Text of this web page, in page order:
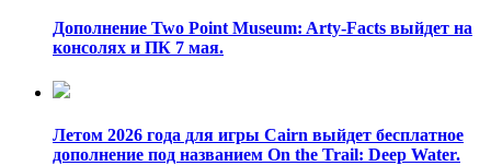
Дополнение Two Point Museum: Arty-Facts выйдет на
консолях и ПК 7 мая.
Летом 2026 года для игры Cairn выйдет бесплатное
дополнение под названием On the Trail: Deep Water.